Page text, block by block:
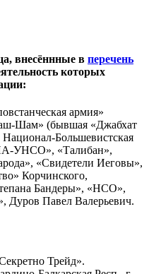
внесённные в перечень
которых
армия»
Шам» (бывшая «Джабхат
Большевистская
УНСО», «Талибан»,
«Свидетели Иеговы»,
Корчинского,
Бандеры», «НСО»,
Дуров Павел Валерьевич.
Трейд».